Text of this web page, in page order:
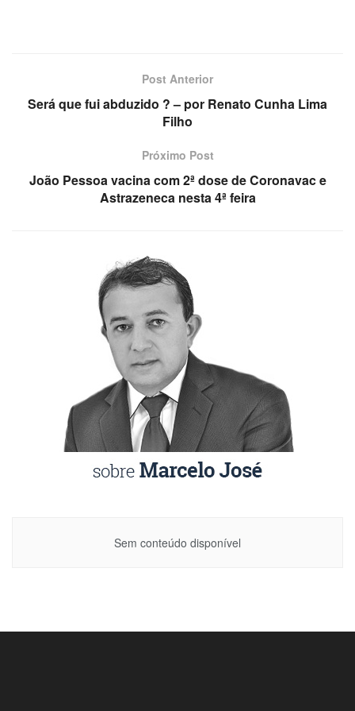
Post Anterior
Será que fui abduzido ? – por Renato Cunha Lima
Filho
Próximo Post
João Pessoa vacina com 2ª dose de Coronavac e
Astrazeneca nesta 4ª feira
Sem conteúdo disponível